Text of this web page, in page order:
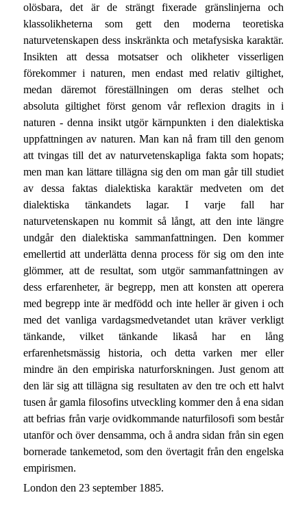
olösbara, det är de strängt fixerade gränslinjerna och
klassolikheterna som gett den moderna teoretiska
naturvetenskapen dess inskränkta och metafysiska karaktär.
Insikten att dessa motsatser och olikheter visserligen
förekommer i naturen, men endast med relativ giltighet,
medan däremot föreställningen om deras stelhet och
absoluta giltighet först genom vår reflexion dragits in i
naturen - denna insikt utgör kärnpunkten i den dialektiska
uppfattningen av naturen. Man kan nå fram till den genom
att tvingas till det av naturvetenskapliga fakta som hopats;
men man kan lättare tillägna sig den om man går till studiet
av dessa faktas dialektiska karaktär medveten om det
dialektiska tänkandets lagar. I varje fall har
naturvetenskapen nu kommit så långt, att den inte längre
undgår den dialektiska sammanfattningen. Den kommer
emellertid att underlätta denna process för sig om den inte
glömmer, att de resultat, som utgör sammanfattningen av
dess erfarenheter, är begrepp, men att konsten att operera
med begrepp inte är medfödd och inte heller är given i och
med det vanliga vardagsmedvetandet utan kräver verkligt
tänkande, vilket tänkande likaså har en lång
erfarenhetsmässig historia, och detta varken mer eller
mindre än den empiriska naturforskningen. Just genom att
den lär sig att tillägna sig resultaten av den tre och ett halvt
tusen år gamla filosofins utveckling kommer den å ena sidan
att befrias från varje ovidkommande naturfilosofi som består
utanför och över densamma, och å andra sidan från sin egen
bornerade tankemetod, som den övertagit från den engelska
empirismen.
London den 23 september 1885.